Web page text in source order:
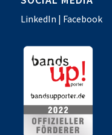
LinkedIn | Facebook